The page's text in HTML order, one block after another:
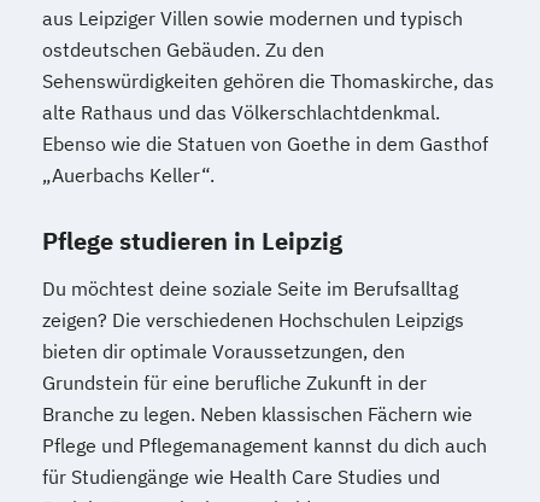
aus Leipziger Villen sowie modernen und typisch
ostdeutschen Gebäuden. Zu den
Sehenswürdigkeiten gehören die Thomaskirche, das
alte Rathaus und das Völkerschlachtdenkmal.
Ebenso wie die Statuen von Goethe in dem Gasthof
„Auerbachs Keller“.
Pflege studieren in Leipzig
Du möchtest deine soziale Seite im Berufsalltag
zeigen? Die verschiedenen Hochschulen Leipzigs
bieten dir optimale Voraussetzungen, den
Grundstein für eine berufliche Zukunft in der
Branche zu legen. Neben klassischen Fächern wie
Pflege und Pflegemanagement kannst du dich auch
für Studiengänge wie Health Care Studies und